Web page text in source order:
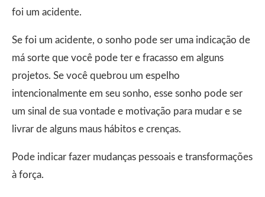
foi um acidente.
Se foi um acidente, o sonho pode ser uma indicação de
má sorte que você pode ter e fracasso em alguns
projetos. Se você quebrou um espelho
intencionalmente em seu sonho, esse sonho pode ser
um sinal de sua vontade e motivação para mudar e se
livrar de alguns maus hábitos e crenças.
Pode indicar fazer mudanças pessoais e transformações
à força.